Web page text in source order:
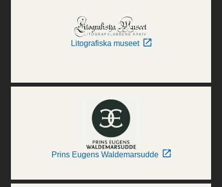
Litografiska museet
Prins Eugens Waldemarsudde